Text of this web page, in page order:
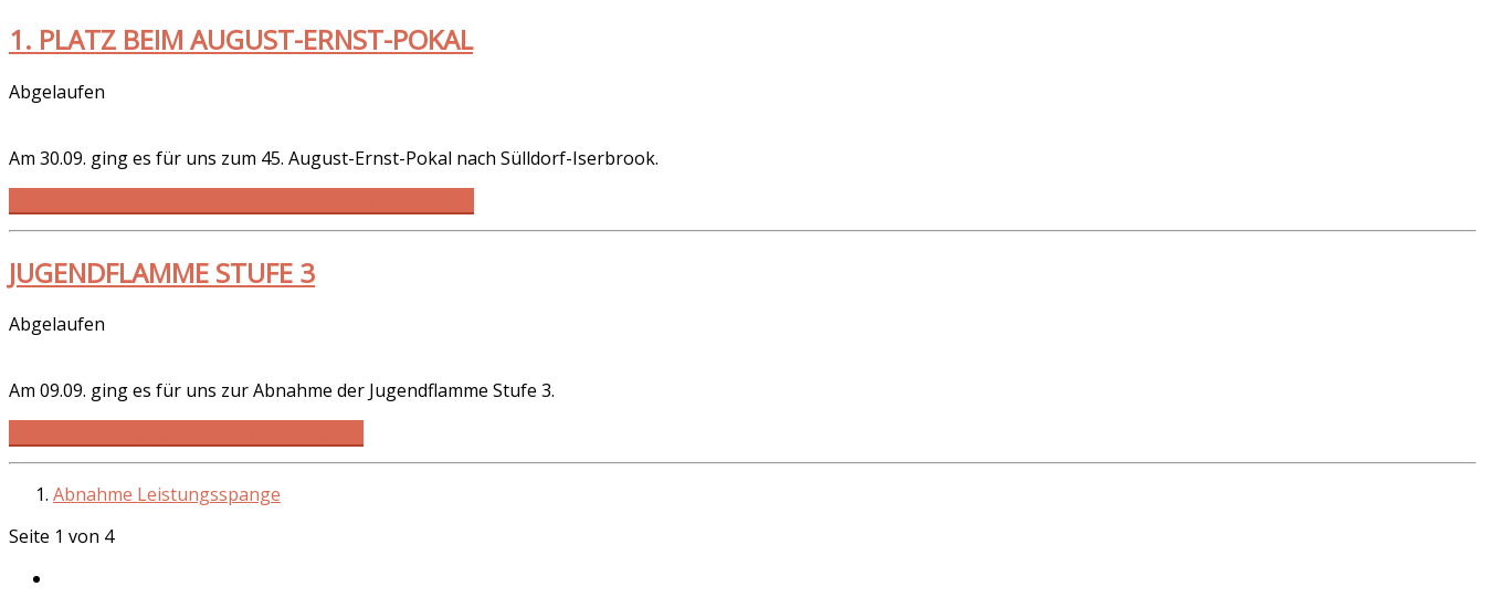
1. PLATZ BEIM AUGUST-ERNST-POKAL
Abgelaufen
Am 30.09. ging es für uns zum 45. August-Ernst-Pokal nach Sülldorf-Iserbrook.
JUGENDFLAMME STUFE 3
Abgelaufen
Am 09.09. ging es für uns zur Abnahme der Jugendflamme Stufe 3.
Abnahme Leistungsspange
Seite 1 von 4